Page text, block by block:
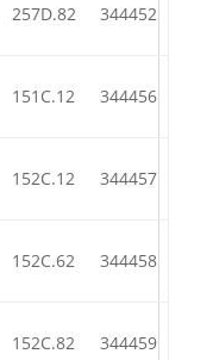
257D.82 344452
151C.12 344456
152C.12 344457
152C.62 344458
152C.82 344459